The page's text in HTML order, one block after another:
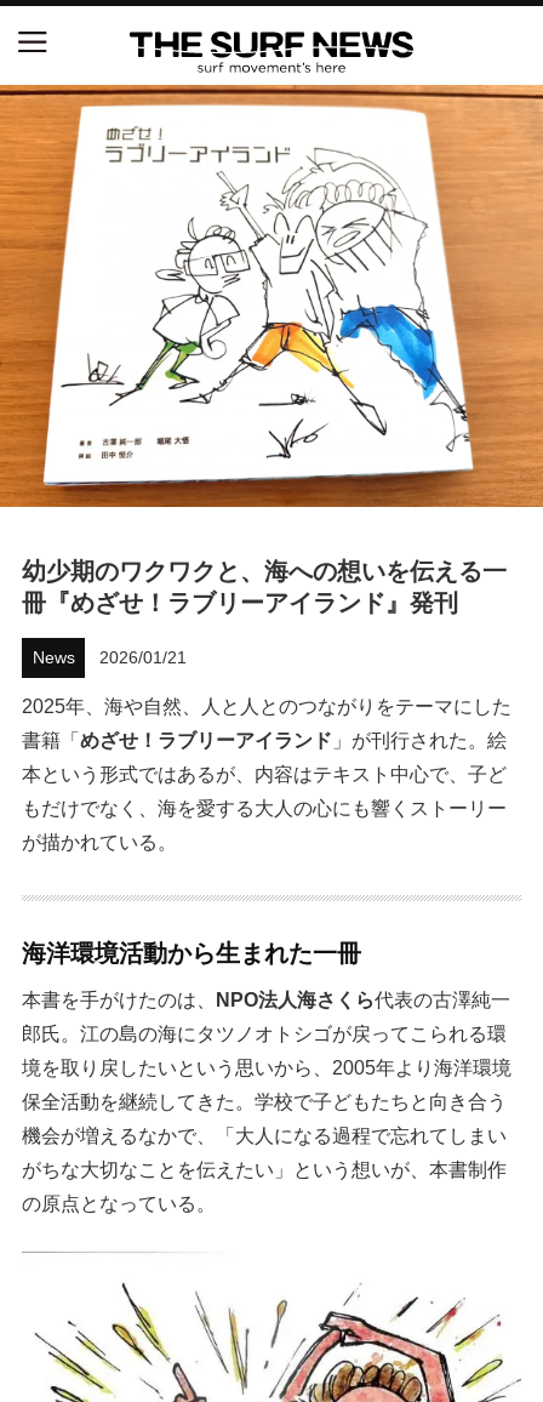
幼少期のワクワクと、海への想いを伝える一
冊『めざせ！ラブリーアイランド』発刊
News 2026/01/21
2025年、海や自然、人と人とのつながりをテーマにした
書籍「めざせ！ラブリーアイランド 」が刊行された。絵
本という形式ではあるが、内容はテキスト中心で、子ど
もだけでなく、海を愛する大人の心にも響くストーリー
が描かれている。
海洋環境活動から生まれた一冊
本書を手がけたのは、 NPO法人海さくら代表の古澤純一
郎氏。江の島の海にタツノオトシゴが戻ってこられる環
境を取り戻したいという思いから、2005年より海洋環境
保全活動を継続してきた。学校で子どもたちと向き合う
機会が増えるなかで、「大人になる過程で忘れてしまい
がちな大切なことを伝えたい」という想いが、本書制作
の原点となっている。
NSAと茅ヶ崎市が包括連携協定を締結 自治体との
協定は全国初、サーフィンを軸に地域活性化へ
【五十嵐カノア独占インタビュー】旧友レオ、ジャ
ックとの豪華プライベートセッション
S.ONE ショート＆ロング開幕戦・現地リポート（高
橋みなと）
ニュース
ハウツー
ウェストジャパン
イベント・リリース
FOLLOW US ON